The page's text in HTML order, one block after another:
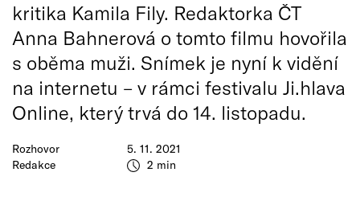
Rozhovor
Redakce
5. 11. 2021
2 min
kritika Kamila Fily. Redaktorka ČT
Anna Bahnerová o tomto filmu hovořila
s oběma muži. Snímek je nyní k vidění
na internetu – v rámci festivalu Ji.hlava
Online, který trvá do 14. listopadu.